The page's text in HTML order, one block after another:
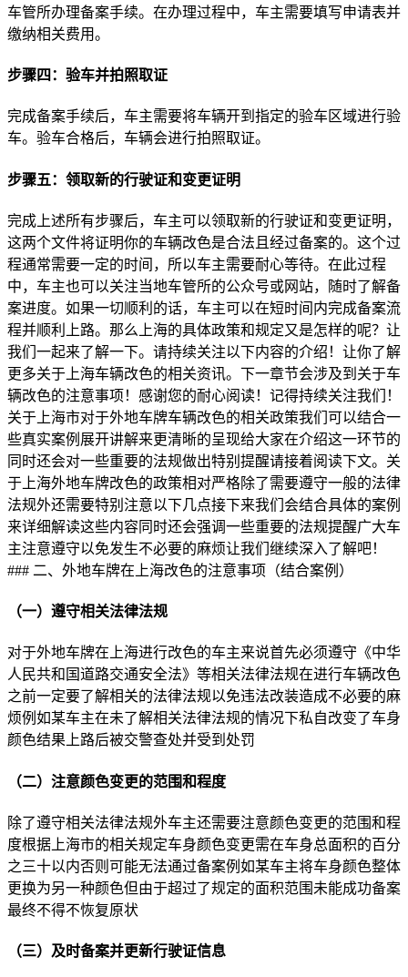
车管所办理备案手续。在办理过程中，车主需要填写申请表并
缴纳相关费用。
步骤四：验车并拍照取证
完成备案手续后，车主需要将车辆开到指定的验车区域进行验
车。验车合格后，车辆会进行拍照取证。
步骤五：领取新的行驶证和变更证明
完成上述所有步骤后，车主可以领取新的行驶证和变更证明，
这两个文件将证明你的车辆改色是合法且经过备案的。这个过
程通常需要一定的时间，所以车主需要耐心等待。在此过程
中，车主也可以关注当地车管所的公众号或网站，随时了解备
案进度。如果一切顺利的话，车主可以在短时间内完成备案流
程并顺利上路。那么上海的具体政策和规定又是怎样的呢？让
我们一起来了解一下。请持续关注以下内容的介绍！让你了解
更多关于上海车辆改色的相关资讯。下一章节会涉及到关于车
辆改色的注意事项！感谢您的耐心阅读！记得持续关注我们！
关于上海市对于外地车牌车辆改色的相关政策我们可以结合一
些真实案例展开讲解来更清晰的呈现给大家在介绍这一环节的
同时还会对一些重要的法规做出特别提醒请接着阅读下文。关
于上海外地车牌改色的政策相对严格除了需要遵守一般的法律
法规外还需要特别注意以下几点接下来我们会结合具体的案例
来详细解读这些内容同时还会强调一些重要的法规提醒广大车
主注意遵守以免发生不必要的麻烦让我们继续深入了解吧！
### 二、外地车牌在上海改色的注意事项（结合案例）
（一）遵守相关法律法规
对于外地车牌在上海进行改色的车主来说首先必须遵守《中华
人民共和国道路交通安全法》等相关法律法规在进行车辆改色
之前一定要了解相关的法律法规以免违法改装造成不必要的麻
烦例如某车主在未了解相关法律法规的情况下私自改变了车身
颜色结果上路后被交警查处并受到处罚
（二）注意颜色变更的范围和程度
除了遵守相关法律法规外车主还需要注意颜色变更的范围和程
度根据上海市的相关规定车身颜色变更需在车身总面积的百分
之三十以内否则可能无法通过备案例如某车主将车身颜色整体
更换为另一种颜色但由于超过了规定的面积范围未能成功备案
最终不得不恢复原状
（三）及时备案并更新行驶证信息